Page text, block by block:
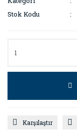
Stok Kodu
Karşılaştır